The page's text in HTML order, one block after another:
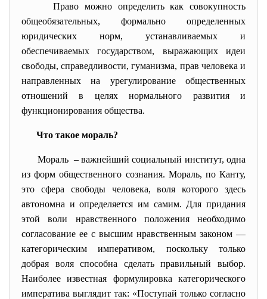
Право можно определить как совокупность
общеобязательных, формально определенных
юридических норм, устанавливаемых и
обеспечиваемых государством, выражающих идеи
свободы, справедливости, гуманизма, прав человека и
направленных на урегулирование общественных
отношений в целях нормального развития и
функционирования общества.
Что такое мораль?
Мораль – важнейший социальный институт, одна
из форм общественного сознания. Мораль, по Канту,
это сфера свободы человека, воля которого здесь
автономна и определяется им самим. Для придания
этой воли нравственного положения необходимо
согласование ее с высшим нравственным законом —
категорическим императивом, поскольку только
добрая воля способна сделать правильный выбор.
Наиболее известная формулировка категорического
императива выглядит так: «Поступай только согласно